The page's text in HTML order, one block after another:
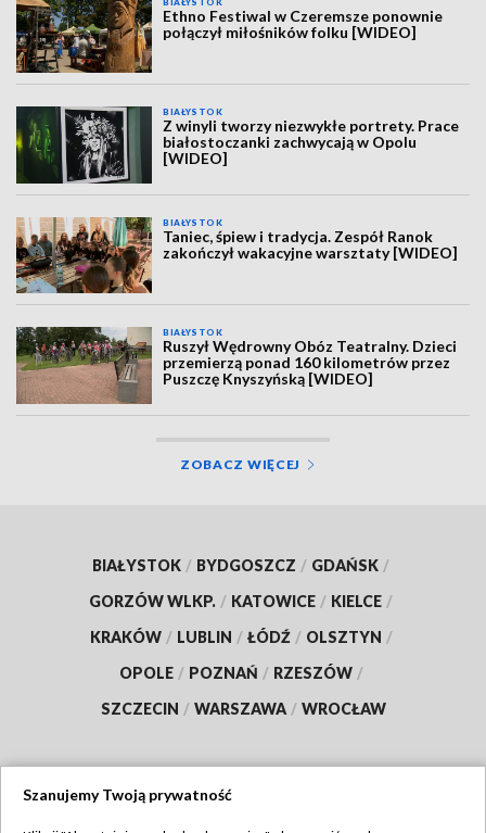
BIAŁYSTOK
Ethno Festiwal w Czeremsze ponownie
połączył miłośników folku [WIDEO]
BIAŁYSTOK
Z winyli tworzy niezwykłe portrety. Prace
białostoczanki zachwycają w Opolu
[WIDEO]
BIAŁYSTOK
Taniec, śpiew i tradycja. Zespół Ranok
zakończył wakacyjne warsztaty [WIDEO]
BIAŁYSTOK
Ruszył Wędrowny Obóz Teatralny. Dzieci
przemierzą ponad 160 kilometrów przez
Puszczę Knyszyńską [WIDEO]
ZOBACZ WIĘCEJ
BIAŁYSTOK / BYDGOSZCZ / GDAŃSK /
GORZÓW WLKP. / KATOWICE / KIELCE /
KRAKÓW / LUBLIN / ŁÓDŹ / OLSZTYN /
OPOLE / POZNAŃ / RZESZÓW /
SZCZECIN / WARSZAWA / WROCŁAW
Szanujemy Twoją prywatność